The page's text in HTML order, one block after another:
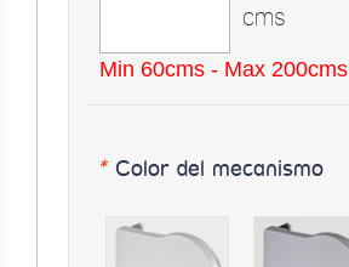
cms
Min 60cms - Max 200cms
* Color del mecanismo